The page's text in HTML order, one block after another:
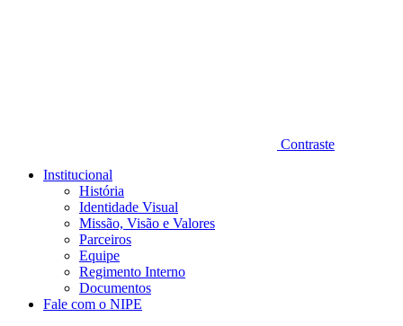
Contraste
Institucional
História
Identidade Visual
Missão, Visão e Valores
Parceiros
Equipe
Regimento Interno
Documentos
Fale com o NIPE